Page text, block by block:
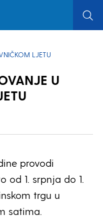
LJETU
U
provodi
od 1. srpnja do 1.
trgu u
satima.